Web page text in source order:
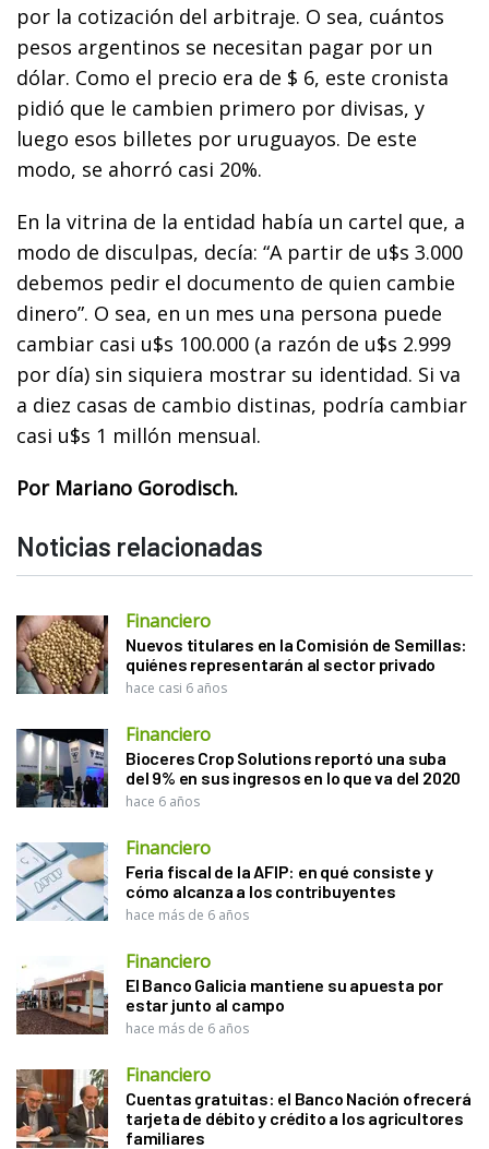
por la cotización del arbitraje. O sea, cuántos
pesos argentinos se necesitan pagar por un
dólar. Como el precio era de $ 6, este cronista
pidió que le cambien primero por divisas, y
luego esos billetes por uruguayos. De este
modo, se ahorró casi 20%.
En la vitrina de la entidad había un cartel que, a
modo de disculpas, decía: “A partir de u$s 3.000
debemos pedir el documento de quien cambie
dinero”. O sea, en un mes una persona puede
cambiar casi u$s 100.000 (a razón de u$s 2.999
por día) sin siquiera mostrar su identidad. Si va
a diez casas de cambio distinas, podría cambiar
casi u$s 1 millón mensual.
Por Mariano Gorodisch.
Noticias relacionadas
Financiero
Nuevos titulares en la Comisión de Semillas:
quiénes representarán al sector privado
hace casi 6 años
Financiero
Bioceres Crop Solutions reportó una suba
del 9% en sus ingresos en lo que va del 2020
hace 6 años
Financiero
Feria fiscal de la AFIP: en qué consiste y
cómo alcanza a los contribuyentes
hace más de 6 años
Financiero
El Banco Galicia mantiene su apuesta por
estar junto al campo
hace más de 6 años
Financiero
Cuentas gratuitas: el Banco Nación ofrecerá
tarjeta de débito y crédito a los agricultores
familiares